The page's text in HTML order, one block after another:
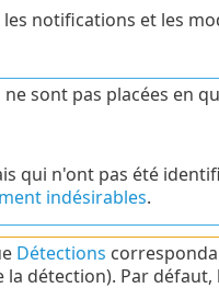
notifications et les
sont pas placées en
qui n'ont pas été
indésirables.
Détections
détection). Par défaut,